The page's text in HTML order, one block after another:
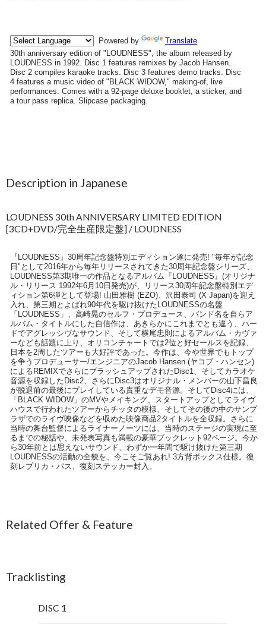
Description in Japanese
LOUDNESS 30th ANNIVERSARY LIMITED EDITION
[3CD+DVD/完全生産限定盤] / LOUDNESS
『LOUDNESS』30周年記念盤特別エディション遂に発売! "毎年が記念
日"として2016年から毎年リリースされてきた30周年記念盤シリーズ、
LOUDNESS第3期唯一の作品となるアルバム『LOUDNESS』(オリジナ
ル・リリース 1992年6月10日発売)が、リリース30周年記念盤特別エデ
ィション第6弾として登場! 山田雅樹 (EZO)、沢田泰司 (X Japan)を迎え
入れ、第三期とよばれ90年代を駆け抜けたLOUDNESSの名盤
「LOUDNESS」、高崎晃のセルフ・プロデュース、バンド名を自らア
ルバム・タイトルにした自信作は、あきらかにこれまでとも違う、ハー
ドでアグレッシヴなサウンド、そして横尾忠則によるアルバム・カヴァ
ーなども話題に上り、オリコンチャートでは2位と好セールスを記録、
日本を2周したツアーも大好評であった。今作は、今や世界でもトップ
を争うプロデューサー/エンジニアのJacob Hansen (ヤコブ・ハンセン)
によるREMIXでさらにブラッシュアップされたDisc1、そしてカラオケ
音源を収録したDisc2、さらにDisc3はオリジナル・メンバーの山下昌良
が脱退前の最後にプレイしている貴重なデモ音源。そしてDisc4には、
「BLACK WIDOW」のMVやメイキング、スタートアップとしてライヴ
ハウスで行われたツアーからチッタの模様、そしてその後の中のサンプ
ラザでのライヴ映像などを収めた映像商品2タイトルを全収録。さらに
当時の舞台監督によるライナーノーツには、当時のステージの実現に至
るまでの秘話や、未発表写真も満載の豪華ブックレット92ページ。今か
ら30年前とは思えないサウンド、わずか一年間で駆け抜けた第三期
LOUDNESSの活動の全貌を、今こそご覧あれ! 3方背ボックス仕様。復
刻レプリカ・パス、復刻ステッカー封入。
Related Offer & Feature
Tracklisting
DISC 1